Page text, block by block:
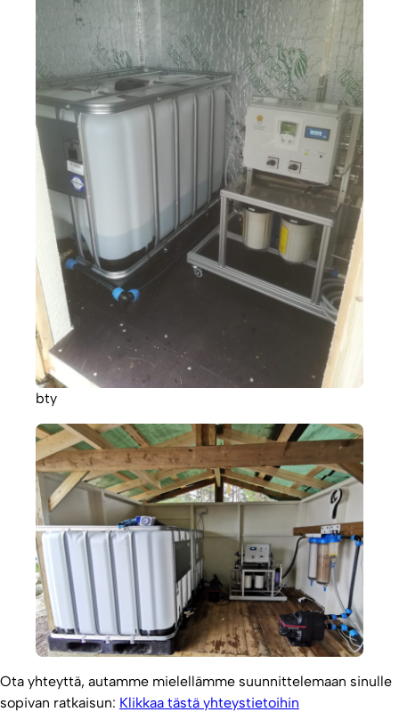
bty
Ota yhteyttä, autamme mielellämme suunnittelemaan sinulle
sopivan ratkaisun: Klikkaa tästä yhteystietoihin